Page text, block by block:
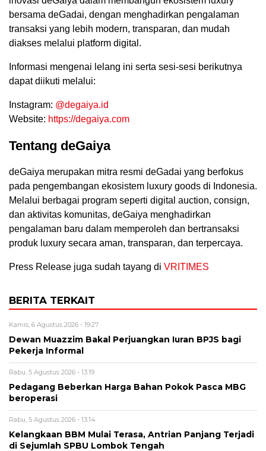
bersama deGadai, dengan menghadirkan pengalaman
transaksi yang lebih modern, transparan, dan mudah
diakses melalui platform digital.
Informasi mengenai lelang ini serta sesi-sesi berikutnya
dapat diikuti melalui:
Instagram: @degaiya.id
Website: https://degaiya.com
Tentang deGaiya
deGaiya merupakan mitra resmi deGadai yang berfokus
pada pengembangan ekosistem luxury goods di Indonesia.
Melalui berbagai program seperti digital auction, consign,
dan aktivitas komunitas, deGaiya menghadirkan
pengalaman baru dalam memperoleh dan bertransaksi
produk luxury secara aman, transparan, dan terpercaya.
Press Release juga sudah tayang di VRITIMES
BERITA TERKAIT
Kamis, 6 Agustus 2026 - 19:27
Dewan Muazzim Bakal Perjuangkan Iuran BPJS bagi
Pekerja Informal
Rabu, 5 Agustus 2026 - 13:19
Pedagang Beberkan Harga Bahan Pokok Pasca MBG
beroperasi
Rabu, 5 Agustus 2026 - 13:14
Kelangkaan BBM Mulai Terasa, Antrian Panjang Terjadi
di Sejumlah SPBU Lombok Tengah